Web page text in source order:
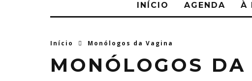
INÍCIO AGENDA À
Início Monólogos da Vagina
MONÓLOGOS